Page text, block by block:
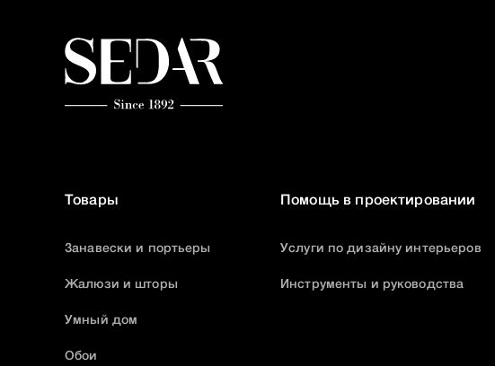
Товары
Занавески и портьеры
Жалюзи и шторы
Умный дом
Обои
Помощь в проектировании
Услуги по дизайну интерьеров
Инструменты и руководства